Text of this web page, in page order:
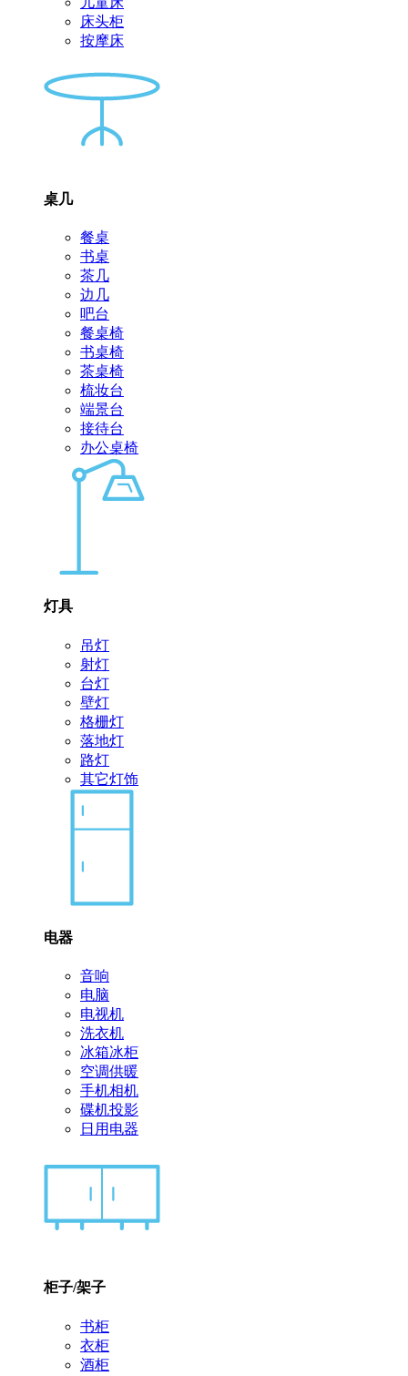
床头柜
按摩床
桌几
餐桌
书桌
茶几
边几
吧台
餐桌椅
书桌椅
茶桌椅
梳妆台
端景台
接待台
办公桌椅
灯具
吊灯
射灯
台灯
壁灯
格栅灯
落地灯
路灯
其它灯饰
电器
音响
电脑
电视机
洗衣机
冰箱冰柜
空调供暖
手机相机
碟机投影
日用电器
柜子/架子
书柜
衣柜
酒柜